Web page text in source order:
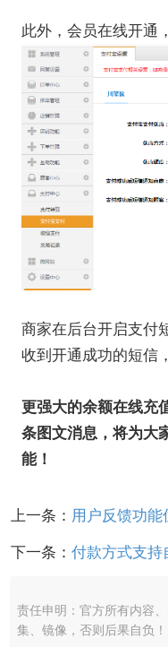
此外，会员在线开通
商家在后台开启支付
收到开通成功的短信
更强大的余额在线充
条图文消息，将为大
能！
上一条： 用户反馈功能
下一条： 付款方式支持
责任申明：官方所有内容
集、镜像，否则后果自负！